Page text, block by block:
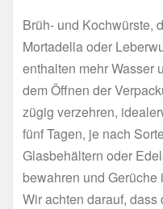
Brüh- und Kochwürste,
Mortadella oder
enthalten mehr Wasser
dem Öffnen der
zügig verzehren,
fünf Tagen, je nach
Glasbehältern oder
bewahren und
Wir achten darauf,